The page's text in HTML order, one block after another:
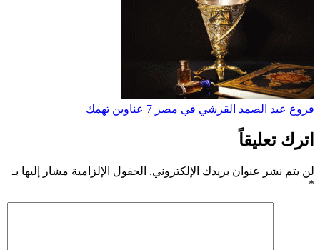
فروع عبد الصمد القرشي في مصر 7 عناوين تهمك
اترك تعليقاً
لن يتم نشر عنوان بريدك الإلكتروني. الحقول الإلزامية مشار إليها بـ
*